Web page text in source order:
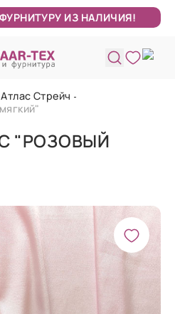
ИЗ НАЛИЧИЯ!
Атлас Стрейч
"РОЗОВЫЙ